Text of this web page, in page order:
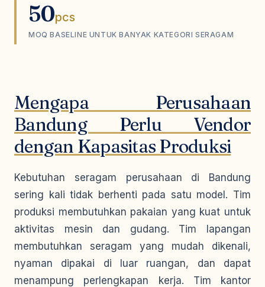
50pcs
MOQ BASELINE UNTUK BANYAK KATEGORI SERAGAM
Mengapa Perusahaan
Bandung Perlu Vendor
dengan Kapasitas Produksi
Kebutuhan seragam perusahaan di Bandung
sering kali tidak berhenti pada satu model. Tim
produksi membutuhkan pakaian yang kuat untuk
aktivitas mesin dan gudang. Tim lapangan
membutuhkan seragam yang mudah dikenali,
nyaman dipakai di luar ruangan, dan dapat
menampung perlengkapan kerja. Tim kantor